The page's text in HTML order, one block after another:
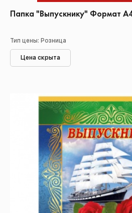
Папка "Выпускнику" Формат
Тип цены: Розница
Цена скрыта